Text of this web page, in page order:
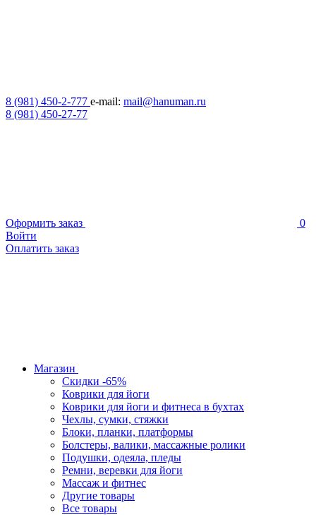
8 (981) 450-2-777 e-mail: mail@hanuman.ru
8 (981) 450-27-77
Оформить заказ
0
Войти
Оплатить заказ
Магазин
Скидки -65%
Коврики для йоги
Коврики для йоги и фитнеса в бухтах
Чехлы, сумки, стяжки
Блоки, планки, платформы
Болстеры, валики, массажные ролики
Подушки, одеяла, пледы
Ремни, веревки для йоги
Массаж и фитнес
Другие товары
Все товары